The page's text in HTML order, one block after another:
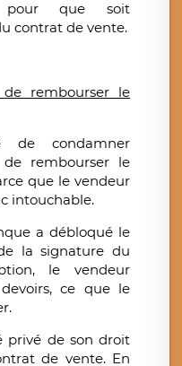
pour que soit
contrat de vente.
de rembourser le
condamner
de rembourser le
que le vendeur
intouchable.
a débloqué le
la signature du
le vendeur
ce que le
privé de son droit
de vente. En